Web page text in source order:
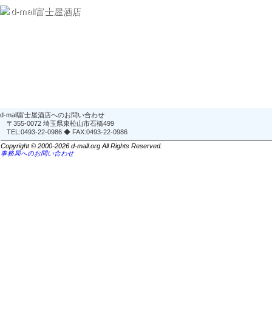
d-mall富士屋酒店
d-mall富士屋酒店へのお問い合わせ
〒355-0072 埼玉県東松山市石橋499
TEL:0493-22-0986 ◆ FAX:0493-22-0986
Copyright © 2000-2026 d-mall.org All Rights Reserved.
事務局へのお問い合わせ